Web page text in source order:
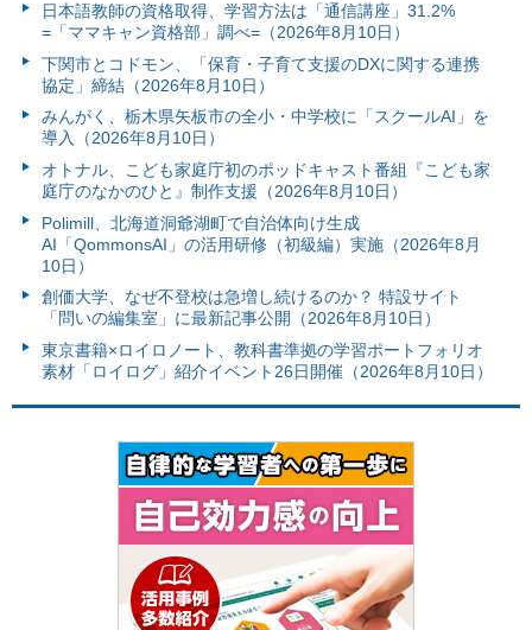
日本語教師の資格取得、学習方法は「通信講座」31.2%
=「ママキャン資格部」調べ=（2026年8月10日）
下関市とコドモン、「保育・子育て支援のDXに関する連携
協定」締結（2026年8月10日）
みんがく、栃木県矢板市の全小・中学校に「スクールAI」を
導入（2026年8月10日）
オトナル、こども家庭庁初のポッドキャスト番組『こども家
庭庁のなかのひと』制作支援（2026年8月10日）
Polimill、北海道洞爺湖町で自治体向け生成
AI「QommonsAI」の活用研修（初級編）実施（2026年8月
10日）
創価大学、なぜ不登校は急増し続けるのか？ 特設サイト
「問いの編集室」に最新記事公開（2026年8月10日）
東京書籍×ロイロノート、教科書準拠の学習ポートフォリオ
素材「ロイログ」紹介イベント26日開催（2026年8月10日）